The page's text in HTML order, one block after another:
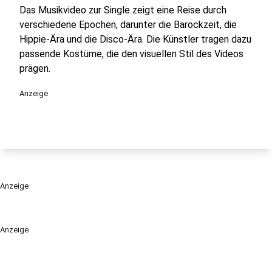
Anzeige
Das Musikvideo zur Single zeigt eine Reise durch
verschiedene Epochen, darunter die Barockzeit, die
Hippie-Ära und die Disco-Ära. Die Künstler tragen dazu
passende Kostüme, die den visuellen Stil des Videos
prägen.
Anzeige
Anzeige